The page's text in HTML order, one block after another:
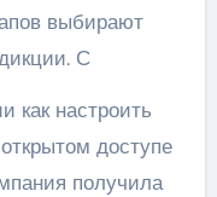
выбирают
С
как настроить
доступе
получила